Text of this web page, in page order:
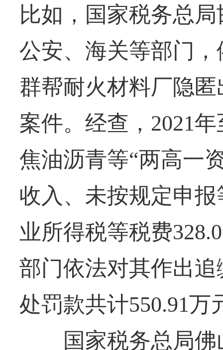
比如，国家税务总
公安、海关等部门
群帮耐火材料厂隐
案件。经查，2021
焦油沥青等“两高一
收入、未按规定申
业所得税等税费
部门依法对其作出
处罚款共计550.91
国家税务总局佛